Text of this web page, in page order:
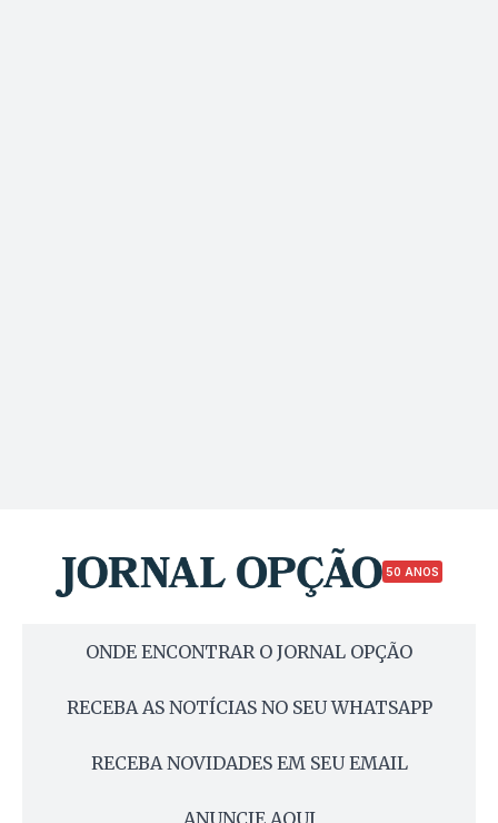
50 ANOS
ONDE ENCONTRAR O JORNAL OPÇÃO
RECEBA AS NOTÍCIAS NO SEU WHATSAPP
RECEBA NOVIDADES EM SEU EMAIL